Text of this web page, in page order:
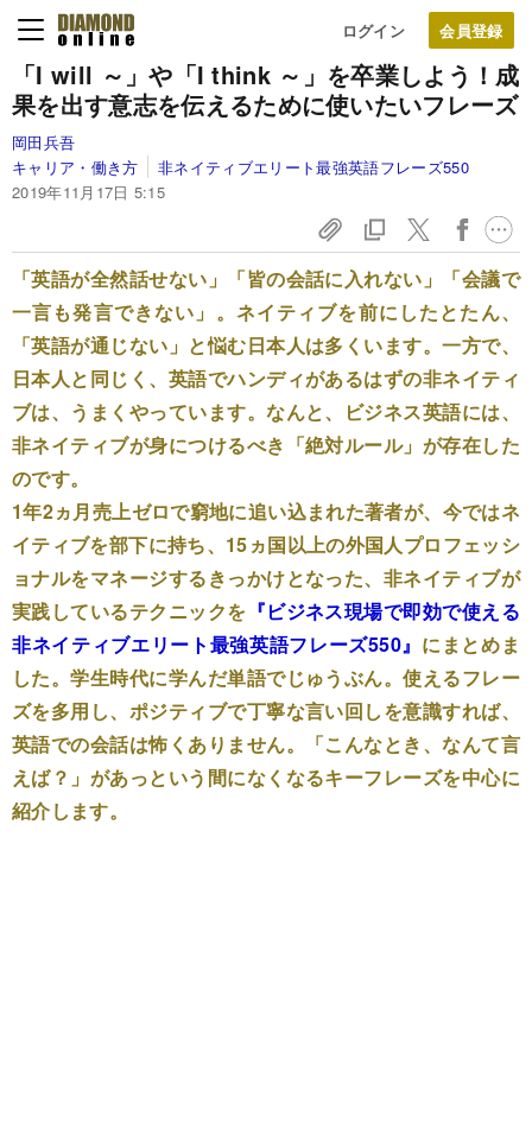
ログイン
「I will ～」や「I think ～」を卒業しよう！ 成
果を出す意志を伝えるために使いたいフレーズ
岡田兵吾
キャリア・働き方
非ネイティブエリート最強英語フレーズ550
2019年11月17日 5:15
「英語が全然話せない」「皆の会話に入れない」「会議で
一言も発言できない」。ネイティブを前にしたとたん、
「英語が通じない」と悩む日本人は多くいます。一方で、
日本人と同じく、英語でハンディがあるはずの非ネイティ
ブは、うまくやっています。なんと、ビジネス英語には、
非ネイティブが身につけるべき「絶対ルール」が存在した
のです。
1年2ヵ月売上ゼロで窮地に追い込まれた著者が、今ではネ
イティブを部下に持ち、15ヵ国以上の外国人プロフェッシ
ョナルをマネージするきっかけとなった、非ネイティブが
実践しているテクニックを 『ビジネス現場で即効で使える
非ネイティブエリート最強英語フレーズ550』 にまとめま
した。学生時代に学んだ単語でじゅうぶん。使えるフレー
ズを多用し、ポジティブで丁寧な言い回しを意識すれば、
英語での会話は怖くありません。「こんなとき、なんて言
えば？」があっという間になくなるキーフレーズを中心に
紹介します。